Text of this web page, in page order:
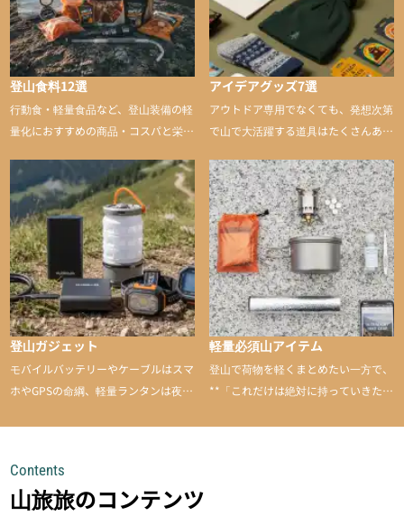
登山食料12選
行動食・軽量食品など、登山装備の軽
量化におすすめの商品・コスパと栄養
アイデアグッズ7選
アウトドア専用でなくても、発想次第
で山で大活躍する道具はたくさんあり
山に持ち込むと快適性や安心感をグッ
と引き上げてくれる――そんな意外性
のあるアイテムを紹介
登山ガジェット
モバイルバッテリーやケーブルはスマ
ホやGPSの命綱、軽量ランタンは夜間
して安全にしてくれます
軽量必須山アイテム
登山で荷物を軽くまとめたい一方で、
**「これだけは絶対に持っていきた
Contents
山旅旅のコンテンツ